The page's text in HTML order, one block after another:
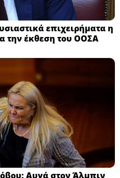
επιχειρήματα η
την έκθεση του ΟΟΣΑ
Αυγά στον Άλμπιν